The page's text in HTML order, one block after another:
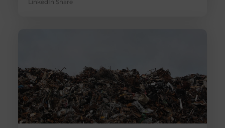
LinkedIn Share